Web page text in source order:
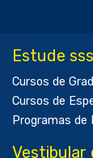
Estude
Cursos de
Cursos de
Programas
Vestibular